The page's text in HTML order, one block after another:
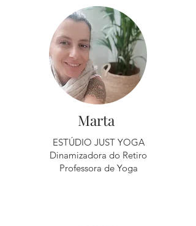
Marta
ESTÚDIO JUST YOGA
Dinamizadora do Retiro
Professora de Yoga